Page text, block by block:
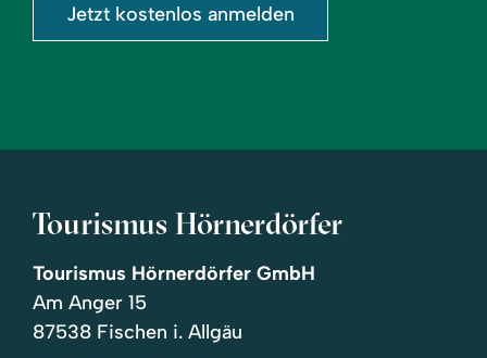
Jetzt kostenlos anmelden
Tourismus Hörnerdörfer
Tourismus Hörnerdörfer GmbH
Am Anger 15
87538 Fischen i. Allgäu